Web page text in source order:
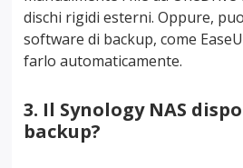
dischi rigidi esterni. Oppure,
software di backup, come
farlo automaticamente.
3. Il Synology NAS
backup?